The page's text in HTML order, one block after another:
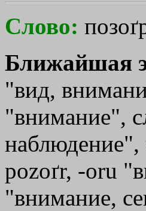
Слово:
Ближайшая
"вид,
"внимание",
pozoґr, -оru
"внимание,